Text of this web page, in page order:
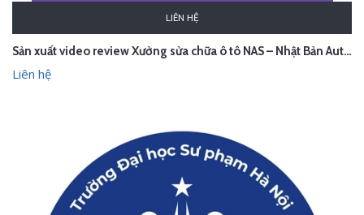
LIÊN HỆ
Sản xuất video review Xưởng sửa chữa ô tô NAS – Nhật Bản Automobile Service
Liên hệ